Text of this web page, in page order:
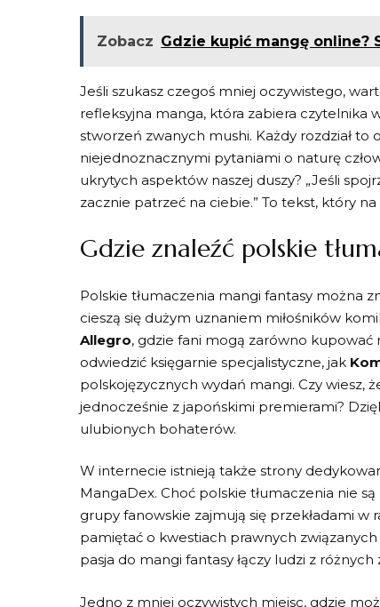
Zobacz Gdzie kupić mangę online?
Jeśli ​szukasz czegoś ⁢mniej oczywistego,
⁢refleksyjna manga, która ​zabiera
stworzeń zwanych mushi. ⁣Każdy rozdział
⁢niejednoznacznymi pytaniami​ o⁤ naturę
ukrytych‌ aspektów naszej duszy? „Jeśli
zacznie ⁤patrzeć‌ na⁣ ciebie.” To ​tekst, który
Gdzie znaleźć polskie
Polskie tłumaczenia mangi fantasy ⁢można
cieszą się⁢ dużym uznaniem miłośników
Allegro, ⁤gdzie⁢ fani mogą zarówno
odwiedzić‍ księgarnie specjalistyczne, jak
polskojęzycznych wydań mangi.​ Czy‌ wiesz,
jednocześnie z​ japońskimi premierami?
ulubionych ⁢bohaterów.
W internecie istnieją także strony
MangaDex. Choć⁣ polskie tłumaczenia nie
⁢grupy fanowskie ‍zajmują ⁢się przekładami
pamiętać​ o kwestiach prawnych
pasja do mangi fantasy łączy⁢ ludzi z
Jedno‍ z‌ mniej oczywistych miejsc,‌ gdzie